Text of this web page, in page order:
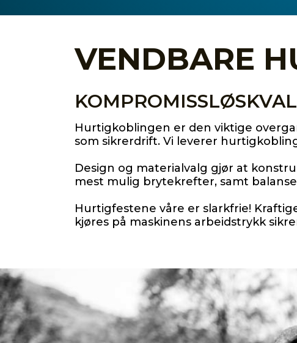
VENDBARE
Hurtigkoblingen er den viktige
som sikrerdrift. Vi leverer
Design og materialvalg gjør at
mest mulig brytekrefter, samt
Hurtigfestene våre er slarkfrie!
kjøres på maskinens arbeidstrykk